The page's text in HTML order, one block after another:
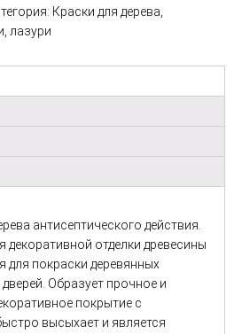
Краски для дерева,
лазури
антисептического действия.
декоративной отделки древесины
для покраски деревянных
Образует прочное и
покрытие с
высыхает и является